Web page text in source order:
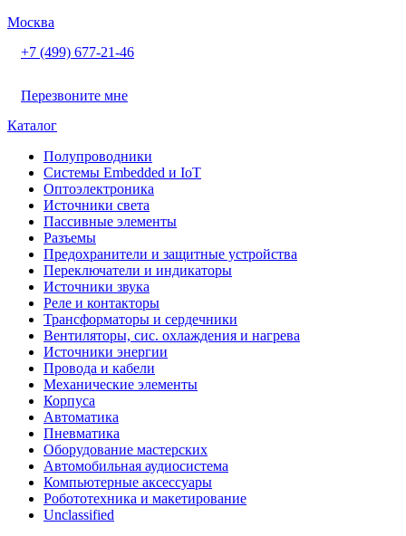
Москва
+7 (499) 677-21-46
Перезвоните мне
Каталог
Полупроводники
Системы Embedded и IoT
Oптоэлектроника
Источники света
Пассивные элементы
Разъeмы
Предохранители и защитные устройства
Переключатели и индикаторы
Источники звука
Реле и контакторы
Трансформаторы и сердечники
Вентиляторы, сис. охлаждения и нагрева
Источники энергии
Провода и кабели
Механические элементы
Корпуса
Автоматика
Пневматика
Оборудование мастерских
Автомобильная аудиосистема
Компьютерные аксессуары
Робототехника и макетирование
Unclassified